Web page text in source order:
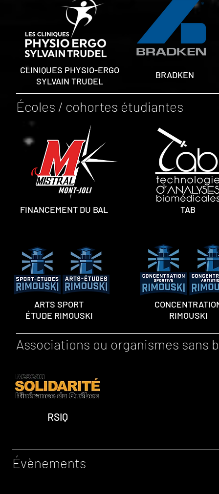
CLINIQUES PHYSIO-ERGO
SYLVAIN TRUDEL
BRADKEN
Écoles / cohortes étudiantes
FINANCEMENT DU BAL TAB
ARTS SPORT
ÉTUDE RIMOUSKI
RIMOUSKI
Associations ou organismes sans
RSIQ
Évènements